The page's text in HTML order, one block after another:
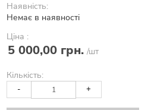
Наявність:
Немає в наявності
Ціна :
5 000,00 грн. /шт
Кількість:
- +